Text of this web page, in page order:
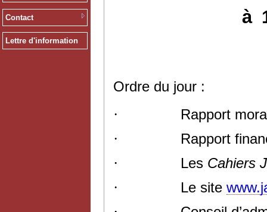
Contact
Lettre d'information
à
Ordre du jour :
·
Rapport
·
Rapport
·
Les Cahiers
·
Le site